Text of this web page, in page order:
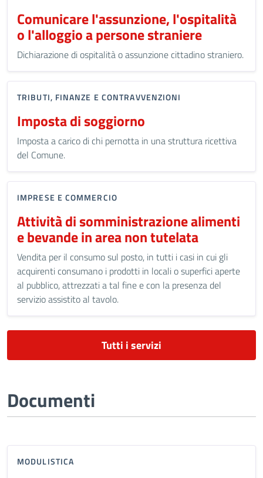
Comunicare l'assunzione, l'ospitalità
o l'alloggio a persone straniere
Dichiarazione di ospitalità o assunzione cittadino straniero.
TRIBUTI, FINANZE E CONTRAVVENZIONI
Imposta di soggiorno
Imposta a carico di chi pernotta in una struttura ricettiva
del Comune.
IMPRESE E COMMERCIO
Attività di somministrazione alimenti
e bevande in area non tutelata
Vendita per il consumo sul posto, in tutti i casi in cui gli
acquirenti consumano i prodotti in locali o superfici aperte
al pubblico, attrezzati a tal fine e con la presenza del
servizio assistito al tavolo.
Tutti i servizi
Documenti
MODULISTICA